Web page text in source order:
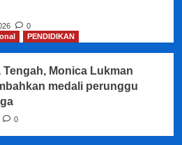
0
PENDIDIKAN
Monica Lukman
medali perunggu
0